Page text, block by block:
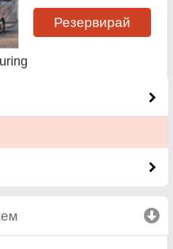
Резервирай
click to collapse contents